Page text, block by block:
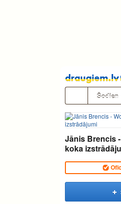
Pāriet
uz
saturu
Šodien
Jānis Brencis
koka